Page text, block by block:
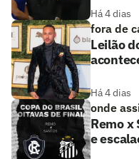
Há 4 dias
fora de
Leilão
Há 4 dias
onde
Remo x
e